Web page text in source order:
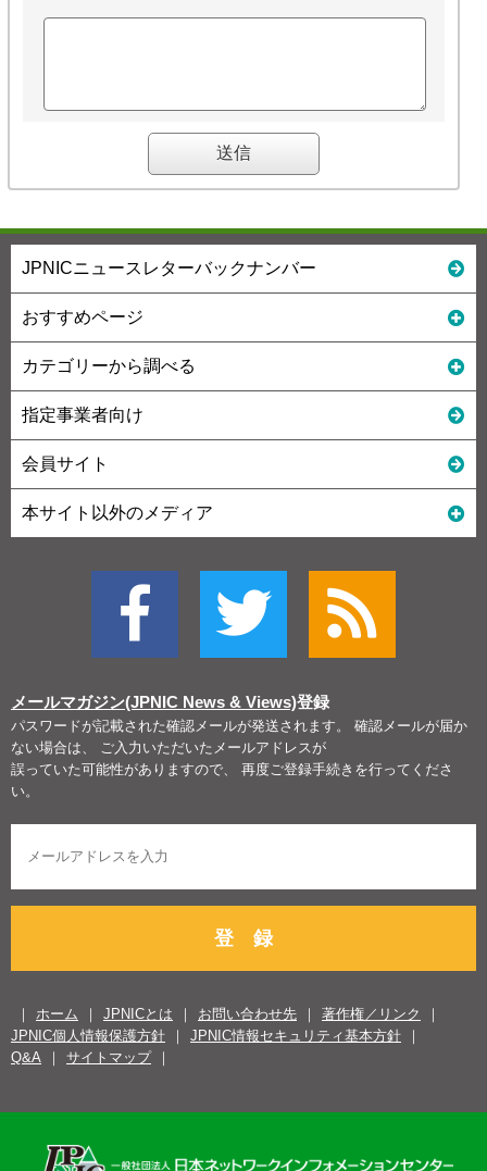
JPNICニュースレターバックナンバー
おすすめページ
カテゴリーから調べる
指定事業者向け
会員サイト
本サイト以外のメディア
メールマガジン(JPNIC News & Views)登録
パスワードが記載された確認メールが発送されます。 確認メールが届か
ない場合は、 ご入力いただいたメールアドレスが
誤っていた可能性がありますので、 再度ご登録手続きを行ってくださ
い。
登 録
ホーム JPNICとは お問い合わせ先
著作権／リンク
JPNIC個人情報保護方針
JPNIC情報セキュリティ基本方針
Q&A
サイトマップ